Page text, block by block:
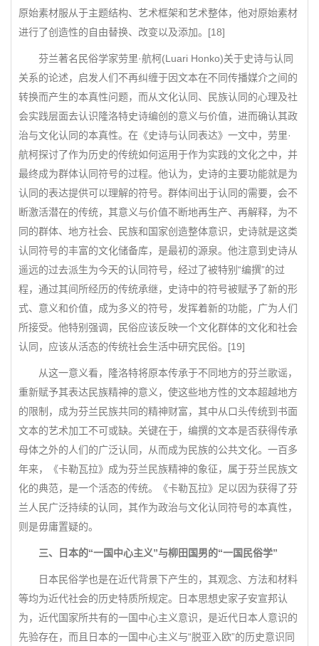
原始素材服从于主题结构、艺术框架和艺术整体，他对原始素材
进行了创造性的自由替换、改变以及添加。[18]
芬兰著名民俗学家劳里·航柯(Luari Honko)关于史诗与认同
关系的论述，启发人们不再纠缠于因文本在不同传播媒介之间的
转换而产生的本真性问题，而从文化认同、民族认同的心理及社
会实践层面去认识隆洛特史诗编创的意义与价值，进而确认其政
治与文化认同的本真性。在《史诗与认同表达》一文中，劳里·
航柯探讨了作为历史的传统如何运用于作为实践的文化之中，并
最终成为群体认同符号的过程。他认为，史诗的主要功能就是为
认同的表达提供可以理解的符号。群体间出于认同的需要，会不
断激活潜在的传统，其意义与价值不断地再生产、再解释，为不
同的群体、地方社会、民族和国家创造整体意识，史诗就是这类
认同符号的丰富的文化储备库，是最初的源泉。他注意到史诗从
遥远的过去派生为今天的认同符号，经过了被特别“编撰”的过
程，通过其间所经历的传统承继，史诗中的符号被赋予了新的形
式、意义和价值，成为多义的符号，发挥着新的功能，广为人们
所接受。他特别强调，民俗应该反映一个文化群体的文化和社会
认同，应该从活态的传统社会生活中研究民俗。[19]
从这一意义看，隆洛特将原本传承于不同地方的芬兰歌谣，
重新赋予其表达民族精神的意义，使这些地方性的文本超越地方
的限制，成为芬兰民族共同的精神财富，其中从口头传统到书面
文本的艺术加工不可或缺。关键在于，编撰的文本是否获得传承
母体之外的人们的广泛认同，从而成为民族的公共文化。一百多
年来，《卡勒瓦拉》成为芬兰民族精神的象征，属于芬兰民族文
化的典范，是一个活态的传统。《卡勒瓦拉》足以因为获得了芬
兰人民广泛持续的认同，其作为政治与文化认同符号的本真性，
则是毋庸置疑的。
三、日本的“一国中心主义”与柳田国男的“一国民俗学”
日本民俗学也是在近代背景下产生的，其观念、方法和材料
等均为近代社会的历史特质所规定。日本思想史家子安宣邦认
为，近代国家所共有的一国中心主义意识，是近代日本人意识的
先验存在，而且日本的一国中心主义与“脱亚入欧”的历史意识同